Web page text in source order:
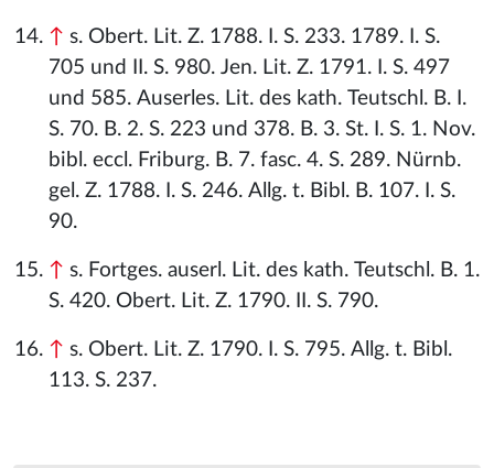
↑ s. Obert. Lit. Z. 1788. I. S. 233. 1789. I. S.
705 und II. S. 980. Jen. Lit. Z. 1791. I. S. 497
und 585. Auserles. Lit. des kath. Teutschl. B. I.
S. 70. B. 2. S. 223 und 378. B. 3. St. I. S. 1. Nov.
bibl. eccl. Friburg. B. 7. fasc. 4. S. 289. Nürnb.
gel. Z. 1788. I. S. 246. Allg. t. Bibl. B. 107. I. S.
90.
↑ s. Fortges. auserl. Lit. des kath. Teutschl. B. 1.
S. 420. Obert. Lit. Z. 1790. II. S. 790.
↑ s. Obert. Lit. Z. 1790. I. S. 795. Allg. t. Bibl.
113. S. 237.